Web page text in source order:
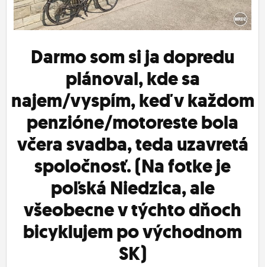
ĽUDIA
MÔJ PROFIL
NASTAVENIA
ROLETA
Darmo som si ja dopredu
plánoval, kde sa
najem/vyspím, keď v každom
penzióne/motoreste bola
včera svadba, teda uzavretá
spoločnosť. (Na fotke je
poľská Niedzica, ale
všeobecne v týchto dňoch
bicyklujem po východnom
SK)